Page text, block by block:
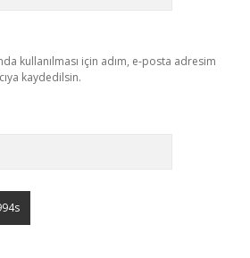
kullanılması için adım, e-posta adresim
kaydedilsin.